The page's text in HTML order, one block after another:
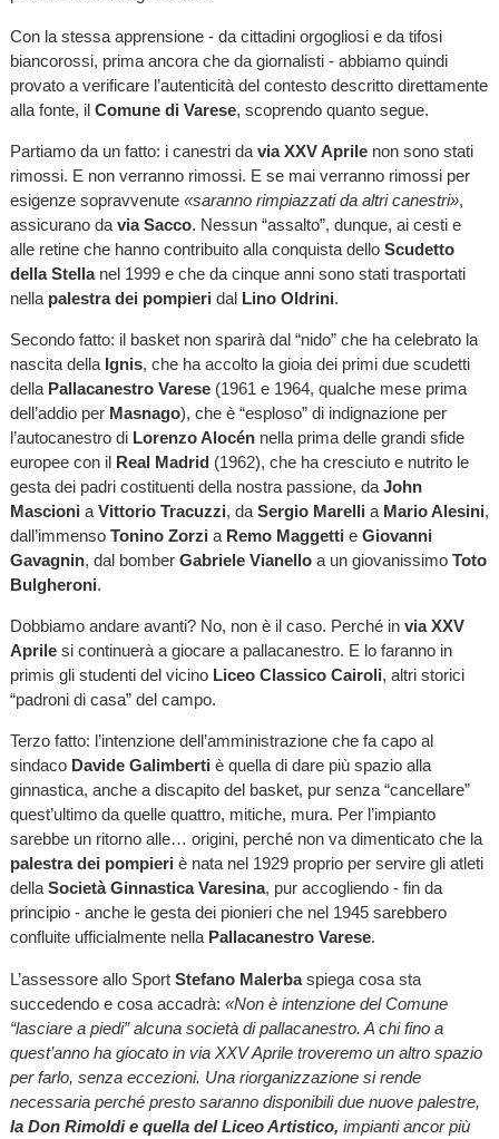
Con la stessa apprensione - da cittadini orgogliosi e da tifosi
biancorossi, prima ancora che da giornalisti - abbiamo quindi
provato a verificare l’autenticità del contesto descritto direttamente
alla fonte, il Comune di Varese, scoprendo quanto segue.
Partiamo da un fatto: i canestri da via XXV Aprilenon sono stati
rimossi. E non verranno rimossi. E se mai verranno rimossi per
esigenze sopravvenute «saranno rimpiazzati da altri canestri»,
assicurano da via Sacco. Nessun “assalto”, dunque, ai cesti e
alle retine che hanno contribuito alla conquista dello Scudetto
della Stellanel 1999 e che da cinque anni sono stati trasportati
nella palestra dei pompieri dal Lino Oldrini.
Secondo fatto: il basket non sparirà dal “nido” che ha celebrato la
nascita della Ignis, che ha accolto la gioia dei primi due scudetti
della Pallacanestro Varese(1961 e 1964, qualche mese prima
dell’addio per Masnago), che è “esploso” di indignazione per
l’autocanestro di Lorenzo Alocénnella prima delle grandi sfide
europee con il Real Madrid(1962), che ha cresciuto e nutrito le
gesta dei padri costituenti della nostra passione, da John
Mascioni a Vittorio Tracuzzi, da Sergio Marelli a Mario Alesini,
dall’immenso Tonino Zorzi a Remo Maggetti e Giovanni
Gavagnin, dal bomber Gabriele Vianelloa un giovanissimo Toto
Bulgheroni.
Dobbiamo andare avanti? No, non è il caso. Perché in via XXV
Aprilesi continuerà a giocare a pallacanestro. E lo faranno in
primis gli studenti del vicino Liceo Classico Cairoli, altri storici
“padroni di casa” del campo.
Terzo fatto: l’intenzione dell’amministrazione che fa capo al
sindaco Davide Galimberti è quella di dare più spazio alla
ginnastica, anche a discapito del basket, pur senza “cancellare”
quest’ultimo da quelle quattro, mitiche, mura. Per l’impianto
sarebbe un ritorno alle… origini, perché non va dimenticato che la
palestra dei pompieri è nata nel 1929 proprio per servire gli atleti
della Società Ginnastica Varesina, pur accogliendo - fin da
principio - anche le gesta dei pionieri che nel 1945 sarebbero
confluite ufficialmente nella Pallacanestro Varese.
L’assessore allo Sport Stefano Malerbaspiega cosa sta
succedendo e cosa accadrà: «Non è intenzione del Comune
“lasciare a piedi” alcuna società di pallacanestro. A chi fino a
quest’anno ha giocato in via XXV Aprile troveremo un altro spazio
per farlo, senza eccezioni. Una riorganizzazione si rende
necessaria perché presto saranno disponibili due nuove palestre,
la Don Rimoldi e quella del Liceo Artistico, impianti ancor più